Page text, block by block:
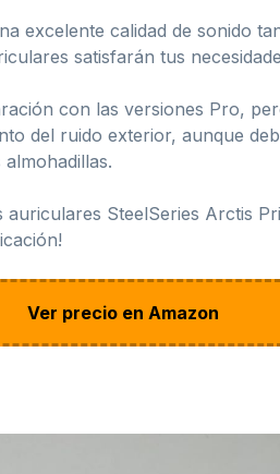
excelente calidad de sonido
satisfarán tus
con las versiones Pro,
del ruido exterior, aunque
SteelSeries Arctis
Ver precio en Amazon